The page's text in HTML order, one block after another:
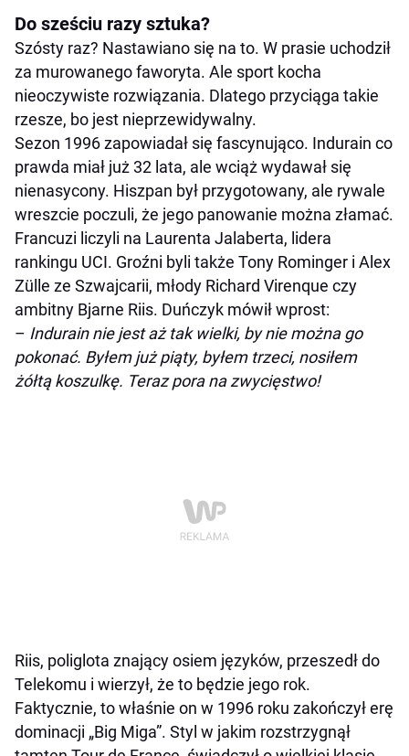
Do sześciu razy sztuka?
Szósty raz? Nastawiano się na to. W prasie uchodził
za murowanego faworyta. Ale sport kocha
nieoczywiste rozwiązania. Dlatego przyciąga takie
rzesze, bo jest nieprzewidywalny.
Sezon 1996 zapowiadał się fascynująco. Indurain co
prawda miał już 32 lata, ale wciąż wydawał się
nienasycony. Hiszpan był przygotowany, ale rywale
wreszcie poczuli, że jego panowanie można złamać.
Francuzi liczyli na Laurenta Jalaberta, lidera
rankingu UCI. Groźni byli także Tony Rominger i Alex
Zülle ze Szwajcarii, młody Richard Virenque czy
ambitny Bjarne Riis. Duńczyk mówił wprost:
– Indurain nie jest aż tak wielki, by nie można go
pokonać. Byłem już piąty, byłem trzeci, nosiłem
żółtą koszulkę. Teraz pora na zwycięstwo!
Riis, poliglota znający osiem języków, przeszedł do
Telekomu i wierzył, że to będzie jego rok.
Faktycznie, to właśnie on w 1996 roku zakończył erę
dominacji „Big Miga”. Styl w jakim rozstrzygnął